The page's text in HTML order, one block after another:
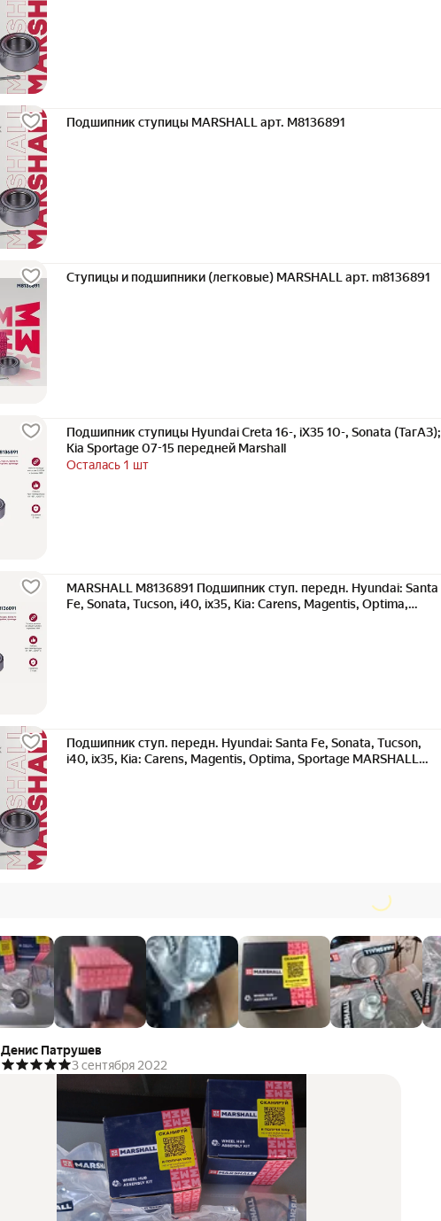
Подшипник ступицы MARSHALL арт. M8136891
Ступицы и подшипники (легковые) MARSHALL арт. m8136891
Подшипник ступицы Hyundai Creta 16-, iX35 10-, Sonata (ТагАЗ);
Kia Sportage 07-15 передней Marshall
Осталась 1 шт
MARSHALL M8136891 Подшипник ступ. передн. Hyundai: Santa
Fe, Sonata, Tucson, i40, ix35, Kia: Carens, Magentis, Optima,
Подшипник ступ. передн. Hyundai: Santa Fe, Sonata, Tucson,
i40, ix35, Kia: Carens, Magentis, Optima, Sportage MARSHALL
Денис Патрушев
3 сентября 2022